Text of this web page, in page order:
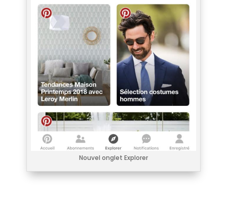
Nouvel onglet Explorer